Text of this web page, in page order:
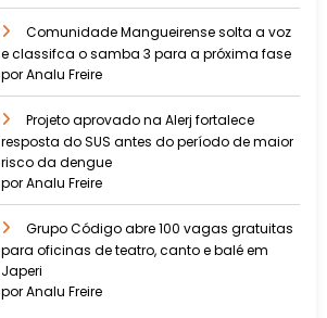
Comunidade Mangueirense solta a voz
e classifca o samba 3 para a próxima fase
por Analu Freire
Projeto aprovado na Alerj fortalece
resposta do SUS antes do período de maior
risco da dengue
por Analu Freire
Grupo Código abre 100 vagas gratuitas
para oficinas de teatro, canto e balé em
Japeri
por Analu Freire